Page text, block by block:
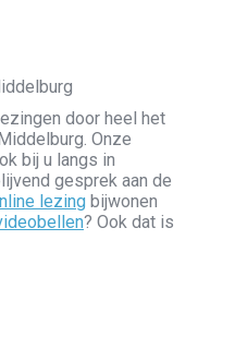
door heel het
Onze
bij u langs in
gesprek aan de
lezing bijwonen
? Ook dat is